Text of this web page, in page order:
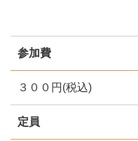
参加費
３００円(税込)
定員